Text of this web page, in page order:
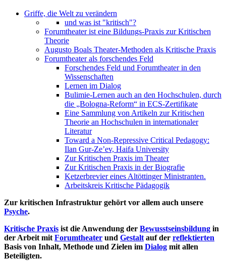
Griffe, die Welt zu verändern
und was ist "kritisch"?
Forumtheater ist eine Bildungs-Praxis zur Kritischen
Theorie
Augusto Boals Theater-Methoden als Kritische Praxis
Forumtheater als forschendes Feld
Forschendes Feld und Forumtheater in den
Wissenschaften
Lernen im Dialog
Bulimie-Lernen auch an den Hochschulen, durch
die „Bologna-Reform“ in ECS-Zertifikate
Eine Sammlung von Artikeln zur Kritischen
Theorie an Hochschulen in internationaler
Literatur
Toward a Non-Repressive Critical Pedagogy:
Ilan Gur-Ze’ev, Haifa University
Zur Kritischen Praxis im Theater
Zur Kritischen Praxis in der Biografie
Ketzerbrevier eines Altöttinger Ministranten.
Arbeitskreis Kritische Pädagogik
Zur kritischen Infrastruktur gehört vor allem auch unsere
Psyche.
Kritische Praxis ist die Anwendung der Bewusstseinsbildung in
der Arbeit mitForumtheater und Gestaltauf der reflektierten
Basis von Inhalt, Methode und Zielen im Dialog mit allen
Beteiligten.